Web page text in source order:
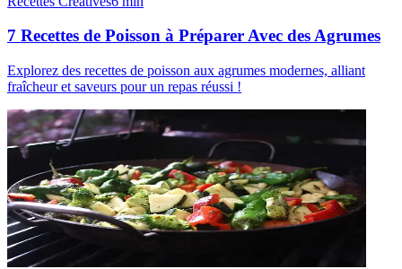
7 Recettes de Poisson à Préparer Avec des Agrumes
Explorez des recettes de poisson aux agrumes modernes, alliant
fraîcheur et saveurs pour un repas réussi !